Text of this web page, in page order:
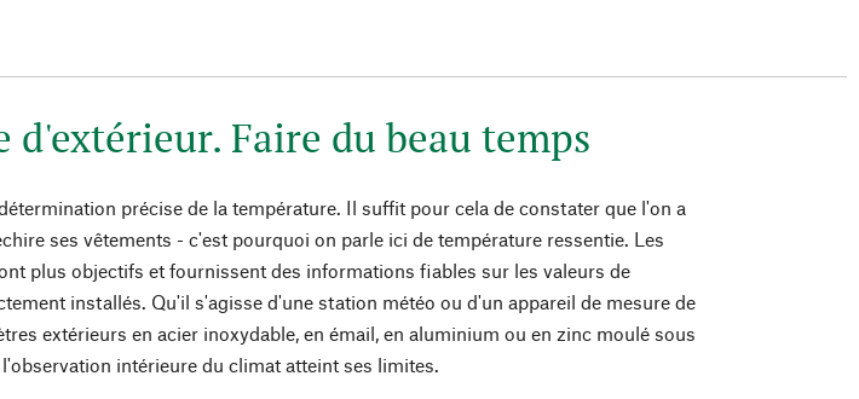
d'extérieur. Faire du beau temps
précise de la température. Il suffit pour cela de constater que l'on a
ses vêtements - c'est pourquoi on parle ici de température ressentie. Les
plus objectifs et fournissent des informations fiables sur les valeurs de
installés. Qu'il s'agisse d'une station météo ou d'un appareil de mesure de
extérieurs en acier inoxydable, en émail, en aluminium ou en zinc moulé sous
intérieure du climat atteint ses limites.